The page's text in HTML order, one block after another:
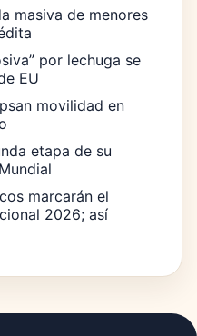
masiva de menores
por lechuga se
EU
movilidad en
etapa de su
marcarán el
2026; así